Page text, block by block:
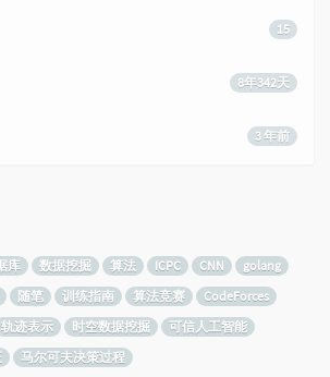
15
8年342天
3 年前
库 数据挖掘 算法 ICPC CNN
golang
随笔 训练指南 算法竞赛
CodeForces
轨迹表示 时空数据挖掘
可信人工智能
马尔可夫决策过程